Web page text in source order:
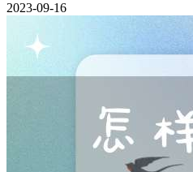
2023-09-16